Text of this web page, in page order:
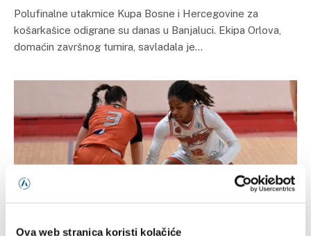
Ova web stranica koristi kolačiće
Polufinalne utakmice Kupa Bosne i Hercegovine za
košarkašice odigrane su danas u Banjaluci. Ekipa Orlova,
domaćin završnog turnira, savladala je…
FIBA